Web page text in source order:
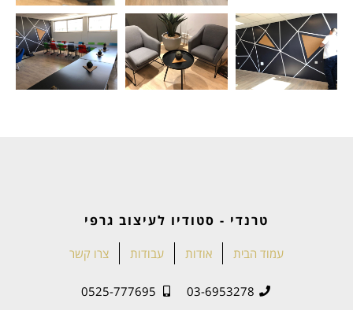
טרנדי - סטודיו לעיצוב גרפי
עמוד הבית אודות עבודות צרו קשר
03-6953278
0525-777695